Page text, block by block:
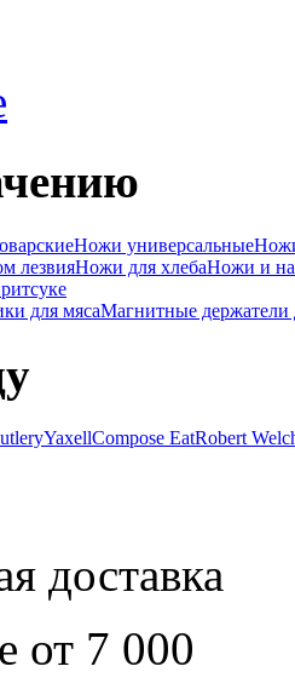
Ножи универсальные
лезвияНожи для хлебаНожи и
для мясаМагнитные держатели
YaxellCompose EatRobert
доставка
от 7 000